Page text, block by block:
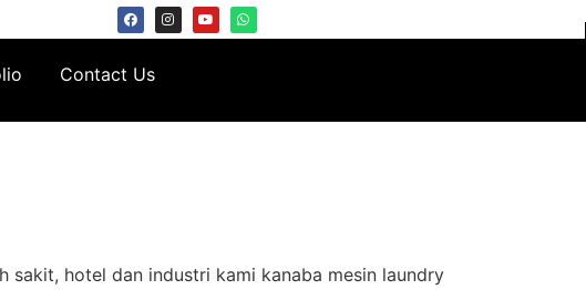
Contact Us
sakit, hotel dan industri kami kanaba mesin laundry